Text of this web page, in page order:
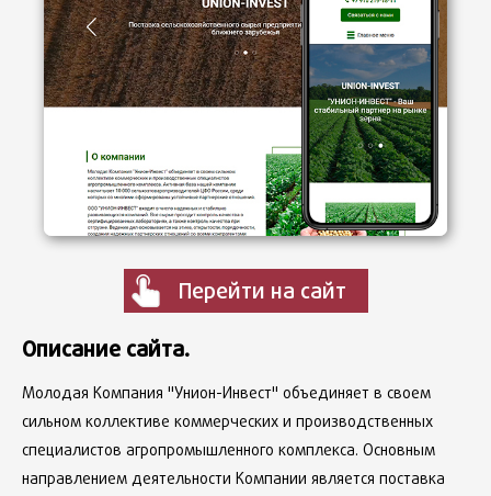
Перейти на сайт
Описание сайта.
Молодая Компания "Унион-Инвест" объединяет в своем
сильном коллективе коммерческих и производственных
специалистов агропромышленного комплекса. Основным
направлением деятельности Компании является поставка